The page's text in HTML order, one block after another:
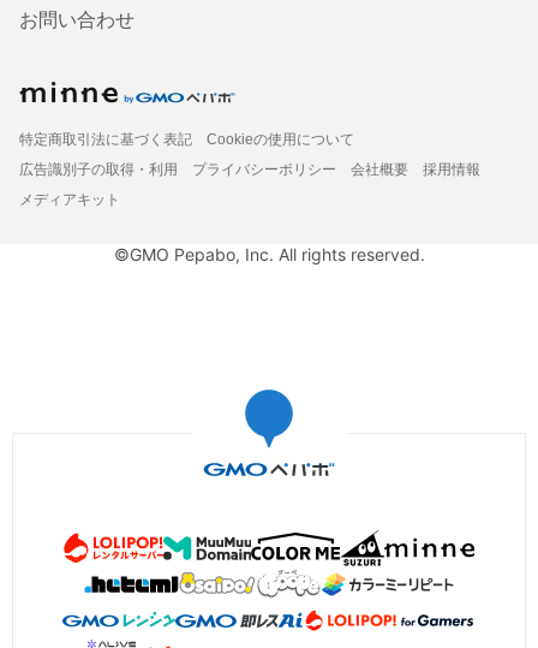
お問い合わせ
特定商取引法に基づく表記
Cookieの使用について
広告識別子の取得・利用
プライバシーポリシー 会社概要
採用情報
メディアキット
©GMO Pepabo, Inc. All rights reserved.